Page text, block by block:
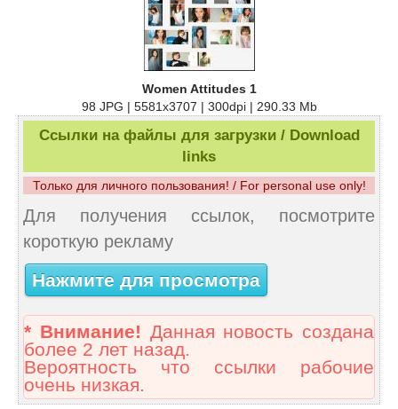
Women Attitudes 1
98 JPG | 5581x3707 | 300dpi | 290.33 Mb
Ссылки на файлы для загрузки / Download
links
Только для личного пользования! / For personal use only!
Для получения ссылок, посмотрите
короткую рекламу
Нажмите для просмотра
* Внимание! Данная новость создана
более 2 лет назад.
Вероятность что ссылки рабочие
очень низкая.